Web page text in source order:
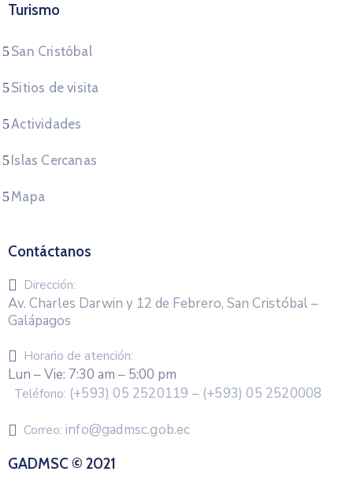
Turismo
San Cristóbal
Sitios de visita
Actividades
Islas Cercanas
Mapa
Contáctanos
Dirección:
Av. Charles Darwin y 12 de Febrero, San Cristóbal –
Galápagos
Horario de atención:
Lun – Vie: 7:30 am – 5:00 pm
Teléfono: (+593) 05 2520119 – (+593) 05 2520008
Correo: info@gadmsc.gob.ec
GADMSC © 2021